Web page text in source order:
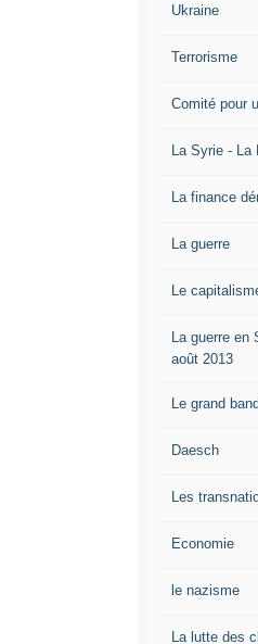
Ukraine
Terrorisme
Comité pour
La Syrie - La
La finance
La guerre
Le
La guerre en
août 2013
Le grand
Daesch
Les
Economie
le nazisme
La lutte des